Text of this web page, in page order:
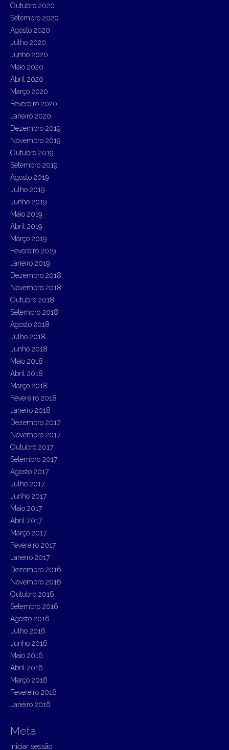
Outubro 2020
Setembro 2020
Agosto 2020
Julho 2020
Junho 2020
Maio 2020
Abril 2020
Março 2020
Fevereiro 2020
Janeiro 2020
Dezembro 2019
Novembro 2019
Outubro 2019
Setembro 2019
Agosto 2019
Julho 2019
Junho 2019
Maio 2019
Abril 2019
Março 2019
Fevereiro 2019
Janeiro 2019
Dezembro 2018
Novembro 2018
Outubro 2018
Setembro 2018
Agosto 2018
Julho 2018
Junho 2018
Maio 2018
Abril 2018
Março 2018
Fevereiro 2018
Janeiro 2018
Dezembro 2017
Novembro 2017
Outubro 2017
Setembro 2017
Agosto 2017
Julho 2017
Junho 2017
Maio 2017
Abril 2017
Março 2017
Fevereiro 2017
Janeiro 2017
Dezembro 2016
Novembro 2016
Outubro 2016
Setembro 2016
Agosto 2016
Julho 2016
Junho 2016
Maio 2016
Abril 2016
Março 2016
Fevereiro 2016
Janeiro 2016
Meta
Iniciar sessão